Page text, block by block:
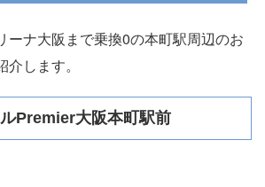
ーナ大阪まで乗換0の本町駅周辺のお
します。
Premier大阪本町駅前